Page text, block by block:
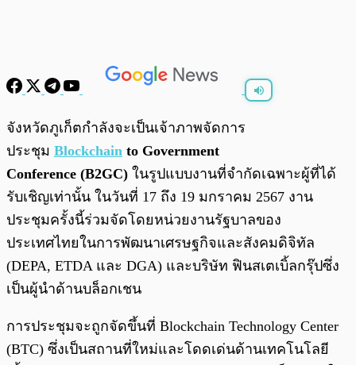
พร้อมเล่น
จังหวัดภูเก็ตกำลังจะเป็นเจ้าภาพจัดการ
ประชุม Blockchain to Government
Conference (B2GC) ในรูปแบบงานที่จำกัดเฉพาะผู้ที่ได้
รับเชิญเท่านั้น ในวันที่ 17 ถึง 19 มกราคม 2567 งาน
ประชุมครั้งนี้ร่วมจัดโดยหน่วยงานรัฐบาลของ
ประเทศไทยในการพัฒนาเศรษฐกิจและสังคมดิจิทัล
(DEPA, ETDA และ DGA) และบริษัท ฟินสเตเบิ้ลกรุ๊ปซึ่ง
เป็นผู้นำด้านบล็อกเชน
การประชุมจะถูกจัดขึ้นที่ Blockchain Technology Center
(BTC) ซึ่งเป็นสถานที่ใหม่และโดดเด่นด้านเทคโนโลยี